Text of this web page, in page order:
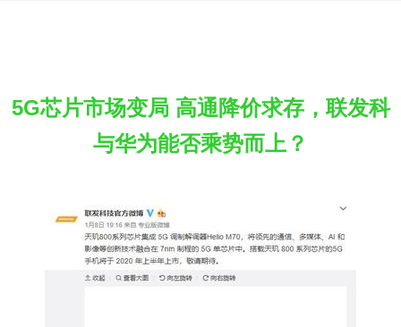
5G芯片市场变局 高通降价求存，联发科
与华为能否乘势而上？